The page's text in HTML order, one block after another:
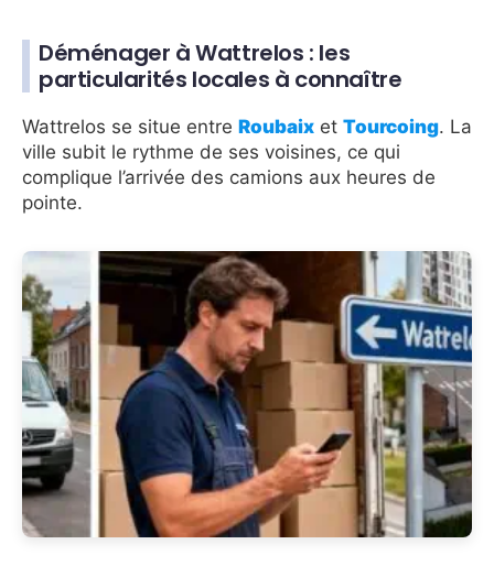
Déménager à Wattrelos : les
particularités locales à connaître
Wattrelos se situe entre Roubaix et Tourcoing. La
ville subit le rythme de ses voisines, ce qui
complique l’arrivée des camions aux heures de
pointe.